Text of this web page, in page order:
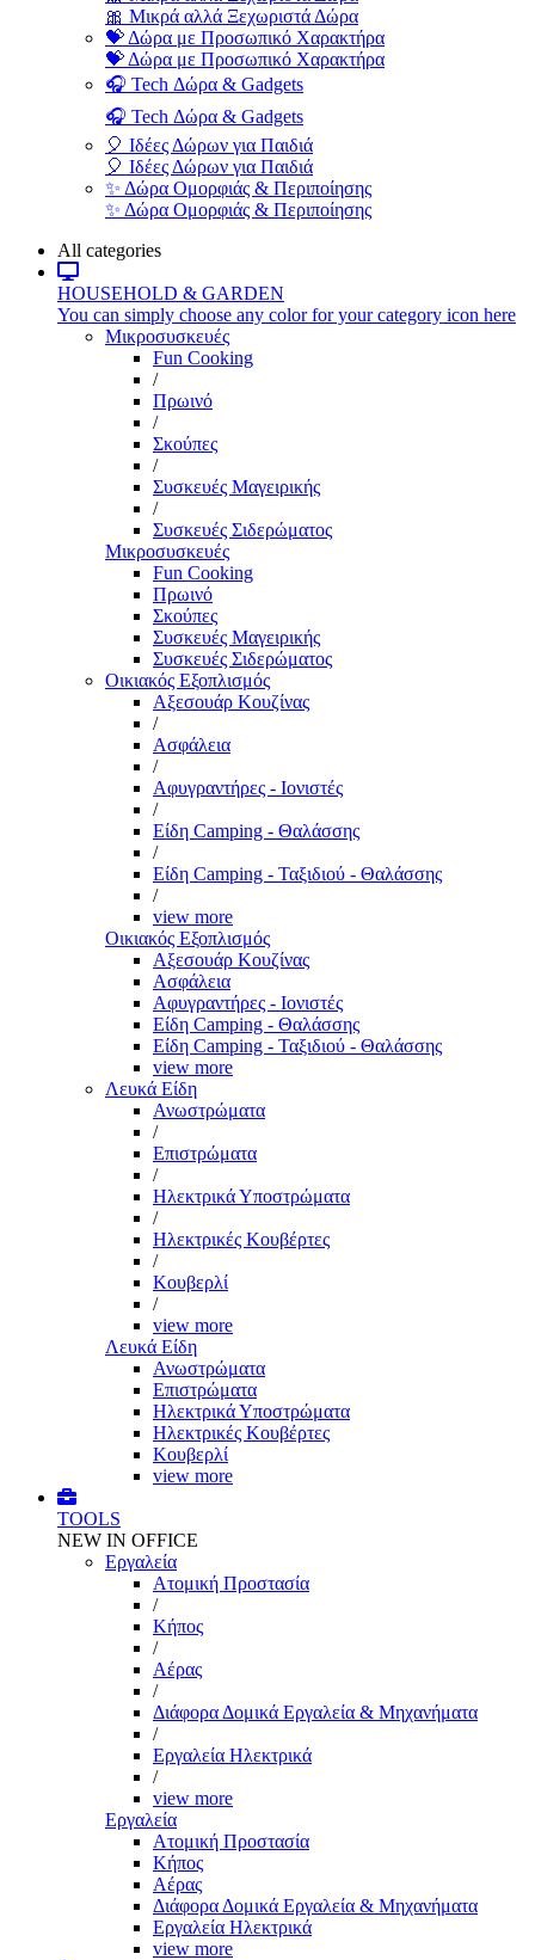
🎀 Μικρά αλλά Ξεχωριστά Δώρα
💝 Δώρα με Προσωπικό Χαρακτήρα
💝 Δώρα με Προσωπικό Χαρακτήρα
🎧 Tech Δώρα & Gadgets
🎧 Tech Δώρα & Gadgets
🎈 Ιδέες Δώρων για Παιδιά
🎈 Ιδέες Δώρων για Παιδιά
✨ Δώρα Ομορφιάς & Περιποίησης
✨ Δώρα Ομορφιάς & Περιποίησης
All categories
HOUSEHOLD & GARDEN
You can simply choose any color for your category icon here
Μικροσυσκευές
Fun Cooking
/
Πρωινό
/
Σκούπες
/
Συσκευές Μαγειρικής
/
Συσκευές Σιδερώματος
Μικροσυσκευές
Fun Cooking
Πρωινό
Σκούπες
Συσκευές Μαγειρικής
Συσκευές Σιδερώματος
Οικιακός Εξοπλισμός
Αξεσουάρ Κουζίνας
/
Ασφάλεια
/
Αφυγραντήρες - Ιονιστές
/
Είδη Camping - Θαλάσσης
/
Είδη Camping - Ταξιδιού - Θαλάσσης
/
view more
Οικιακός Εξοπλισμός
Αξεσουάρ Κουζίνας
Ασφάλεια
Αφυγραντήρες - Ιονιστές
Είδη Camping - Θαλάσσης
Είδη Camping - Ταξιδιού - Θαλάσσης
view more
Λευκά Είδη
Ανωστρώματα
/
Επιστρώματα
/
Ηλεκτρικά Υποστρώματα
/
Ηλεκτρικές Κουβέρτες
/
Κουβερλί
/
view more
Λευκά Είδη
Ανωστρώματα
Επιστρώματα
Ηλεκτρικά Υποστρώματα
Ηλεκτρικές Κουβέρτες
Κουβερλί
view more
TOOLS
NEW IN OFFICE
Εργαλεία
Aτομική Προστασία
/
Kήπος
/
Αέρας
/
Διάφορα Δομικά Εργαλεία & Μηχανήματα
/
Εργαλεία Ηλεκτρικά
/
view more
Εργαλεία
Aτομική Προστασία
Kήπος
Αέρας
Διάφορα Δομικά Εργαλεία & Μηχανήματα
Εργαλεία Ηλεκτρικά
view more